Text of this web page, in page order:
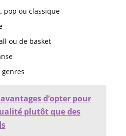
pop ou classique
ou de basket
genres
avantages d’opter pour
plutôt que des